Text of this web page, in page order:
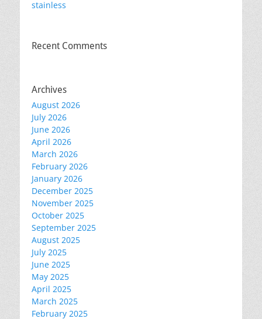
stainless
Recent Comments
Archives
August 2026
July 2026
June 2026
April 2026
March 2026
February 2026
January 2026
December 2025
November 2025
October 2025
September 2025
August 2025
July 2025
June 2025
May 2025
April 2025
March 2025
February 2025